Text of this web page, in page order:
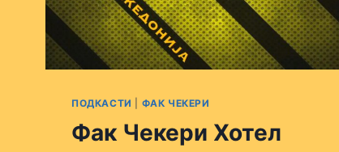
ПОДКАСТИ ФАК ЧЕКЕРИ
Фак Чекери Хотел